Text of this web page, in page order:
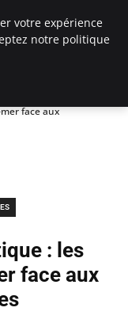
face aux
: les
face aux
votre expérience
notre politique